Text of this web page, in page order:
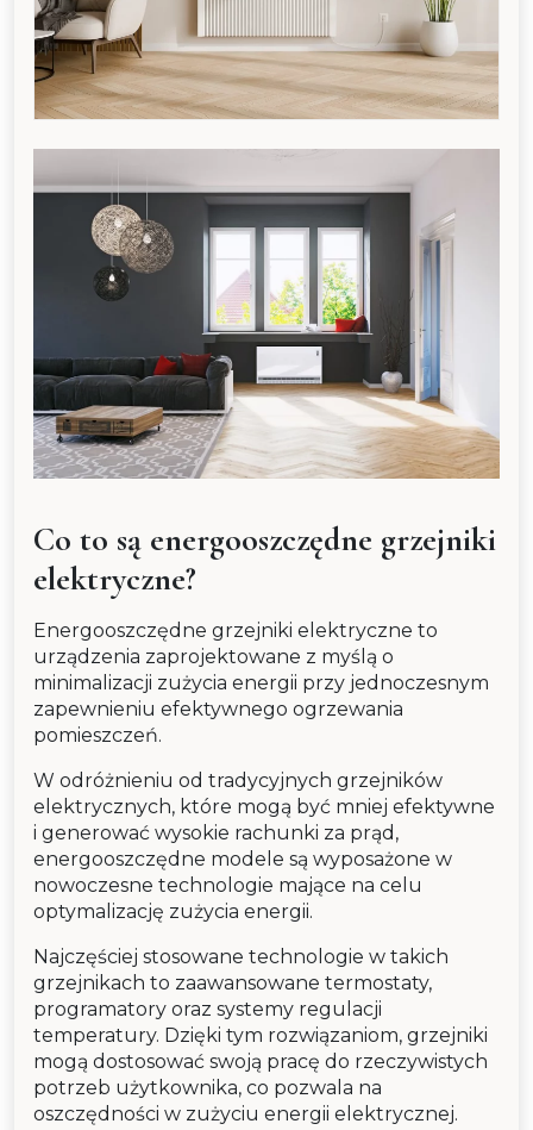
Co to są energooszczędne grzejniki
elektryczne?
Energooszczędne grzejniki elektryczne to
urządzenia zaprojektowane z myślą o
minimalizacji zużycia energii przy jednoczesnym
zapewnieniu efektywnego ogrzewania
pomieszczeń.
W odróżnieniu od tradycyjnych grzejników
elektrycznych, które mogą być mniej efektywne
i generować wysokie rachunki za prąd,
energooszczędne modele są wyposażone w
nowoczesne technologie mające na celu
optymalizację zużycia energii.
Najczęściej stosowane technologie w takich
grzejnikach to zaawansowane termostaty,
programatory oraz systemy regulacji
temperatury. Dzięki tym rozwiązaniom, grzejniki
mogą dostosować swoją pracę do rzeczywistych
potrzeb użytkownika, co pozwala na
oszczędności w zużyciu energii elektrycznej.